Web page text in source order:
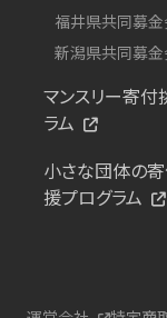
福井県共同募
新潟県共同募
マンスリー寄付
ラム
小さな団体の
援プログラム